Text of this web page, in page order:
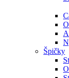
Špičky